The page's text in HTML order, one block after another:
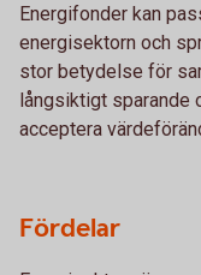
Energifonder kan
energisektorn och
stor betydelse för
långsiktigt sparande
acceptera
Fördelar